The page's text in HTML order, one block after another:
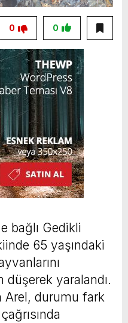
0
0
bağlı Gedikli
65 yaşındaki
düşerek yaralandı.
Arel, durumu fark